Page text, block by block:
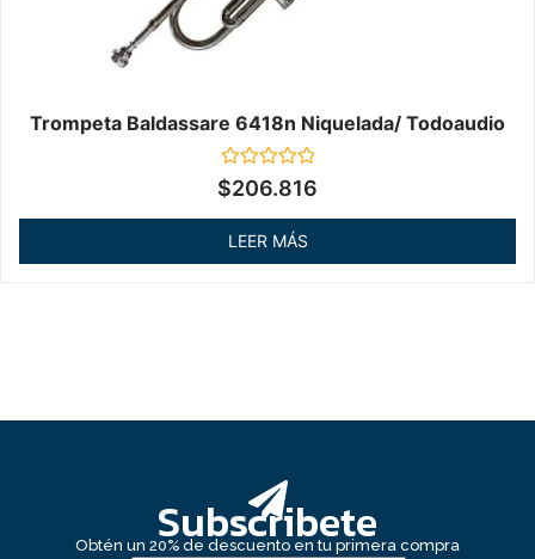
Trompeta Baldassare 6418n Niquelada/ Todoaudio
Valorado
en
$206.816
LEER MÁS
Subscribete
Obtén un 20% de descuento en tu primera compra